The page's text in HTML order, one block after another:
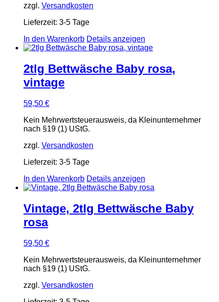
zzgl. Versandkosten
Lieferzeit: 3-5 Tage
In den Warenkorb Details anzeigen
2tlg Bettwäsche Baby rosa,
vintage
59,50 €
Kein Mehrwertsteuerausweis, da Kleinunternehmer
nach §19 (1) UStG.
zzgl. Versandkosten
Lieferzeit: 3-5 Tage
In den Warenkorb Details anzeigen
Vintage, 2tlg Bettwäsche Baby
rosa
59,50 €
Kein Mehrwertsteuerausweis, da Kleinunternehmer
nach §19 (1) UStG.
zzgl. Versandkosten